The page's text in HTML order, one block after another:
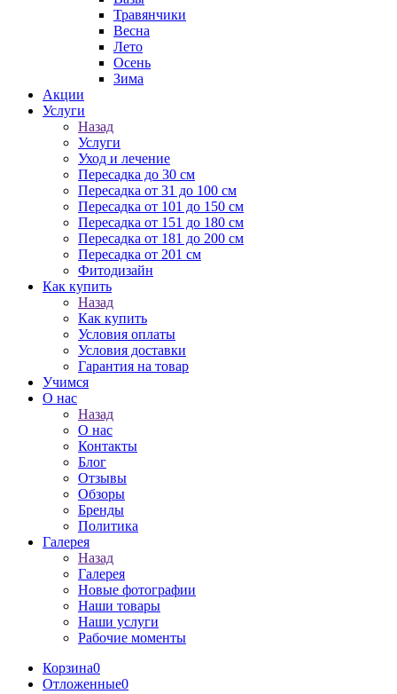
Травянчики
Весна
Лето
Осень
Зима
Акции
Услуги
Назад
Услуги
Уход и лечение
Пересадка до 30 см
Пересадка от 31 до 100 см
Пересадка от 101 до 150 см
Пересадка от 151 до 180 см
Пересадка от 181 до 200 см
Пересадка от 201 см
Фитодизайн
Как купить
Назад
Как купить
Условия оплаты
Условия доставки
Гарантия на товар
Учимся
О нас
Назад
О нас
Контакты
Блог
Отзывы
Обзоры
Бренды
Политика
Галерея
Назад
Галерея
Новые фотографии
Наши товары
Наши услуги
Рабочие моменты
Корзина0
Отложенные0